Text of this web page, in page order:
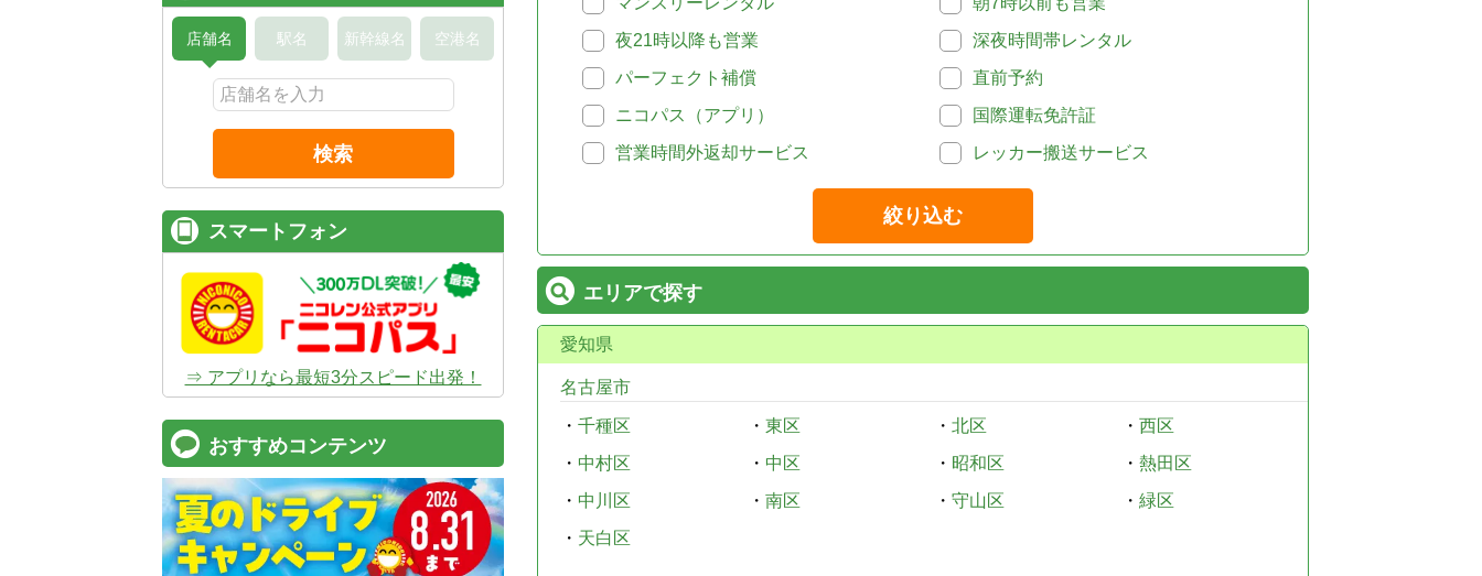
夜21時以降も営業
深夜時間帯レンタル
パーフェクト補償
直前予約
ニコパス（アプリ）
国際運転免許証
営業時間外返却サービス
レッカー搬送サービス
絞り込む
エリアで探す
愛知県
名古屋市
・ 千種区 ・ 東区 ・ 北区 ・ 西区
・ 中村区 ・ 中区 ・ 昭和区 ・ 熱田区
・ 中川区 ・ 南区 ・ 守山区 ・ 緑区
・ 天白区
店舗名 駅名 新幹線名 空港名
検索
スマートフォン
⇒ アプリなら最短3分スピード出発！
おすすめコンテンツ